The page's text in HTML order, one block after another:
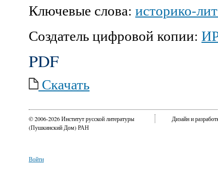
Ключевые слова: историко-
Создатель цифровой копии:
PDF
Скачать
© 2006-2026 Институт русской литературы
(Пушкинский Дом) РАН
Дизайн и
Войти